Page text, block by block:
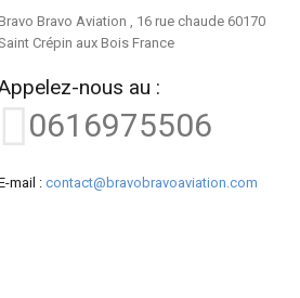
Bravo Aviation , 16 rue chaude 60170
Crépin aux Bois France
nous au :
0616975506
mail :contact@bravobravoaviation.com